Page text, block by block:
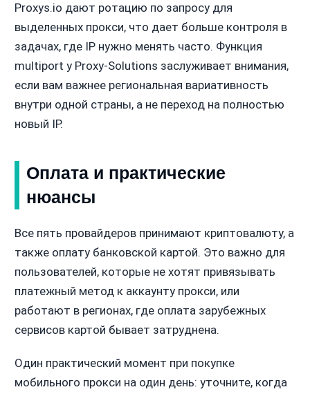
Proxys.io дают ротацию по запросу для
выделенных прокси, что дает больше контроля в
задачах, где IP нужно менять часто. Функция
multiport у Proxy-Solutions заслуживает внимания,
если вам важнее региональная вариативность
внутри одной страны, а не переход на полностью
новый IP.
Оплата и практические
нюансы
Все пять провайдеров принимают криптовалюту, а
также оплату банковской картой. Это важно для
пользователей, которые не хотят привязывать
платежный метод к аккаунту прокси, или
работают в регионах, где оплата зарубежных
сервисов картой бывает затруднена.
Один практический момент при покупке
мобильного прокси на один день: уточните, когда